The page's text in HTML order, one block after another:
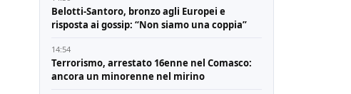
Belotti-Santoro, bronzo agli Europei e
risposta ai gossip: “Non siamo una coppia”
14:54
Terrorismo, arrestato 16enne nel Comasco:
ancora un minorenne nel mirino